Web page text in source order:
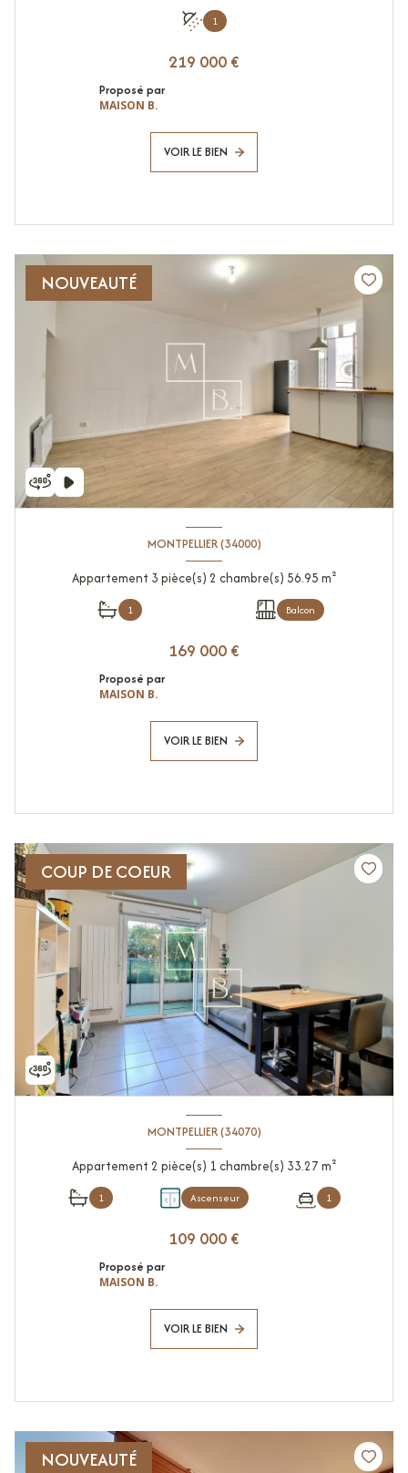
1
219 000 €
Proposé par
MAISON B.
VOIR LE BIEN
NOUVEAUTÉ
MONTPELLIER (34000)
Appartement 3 pièce(s) 2 chambre(s) 56.95 m²
1 Balcon
169 000 €
Proposé par
MAISON B.
VOIR LE BIEN
COUP DE COEUR
MONTPELLIER (34070)
Appartement 2 pièce(s) 1 chambre(s) 33.27 m²
1 Ascenseur 1
109 000 €
Proposé par
MAISON B.
VOIR LE BIEN
NOUVEAUTÉ